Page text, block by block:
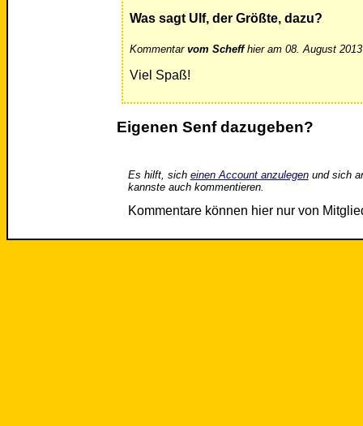
Was sagt Ulf, der Größte, dazu?
Kommentar vom Scheffhier am 08. August
Viel Spaß!
Eigenen Senf dazugeben?
Es hilft, sich einen Account anzulegenund sich
kannste auch kommentieren.
Kommentare können hier nur von